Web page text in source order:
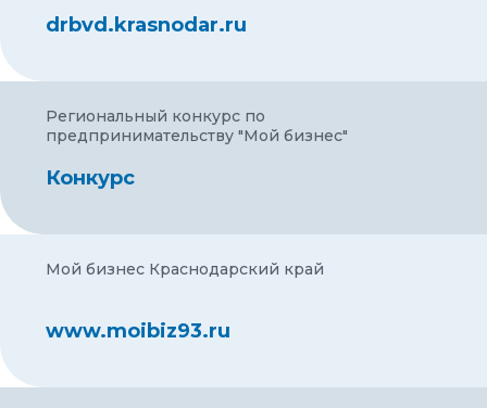
drbvd.krasnodar.ru
Региональный конкурс по
предпринимательству "Мой бизнес"
Конкурс
Мой бизнес Краснодарский край
www.moibiz93.ru